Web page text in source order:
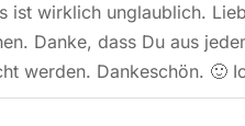
ist wirklich unglaublich.
Danke, dass Du aus
werden. Dankeschön. 🙂